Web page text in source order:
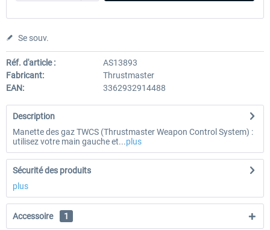
Se souv.
Réf. d'article :
AS13893
Fabricant:
Thrustmaster
EAN:
3362932914488
Description
Manette des gaz TWCS (Thrustmaster Weapon Control System) :
utilisez votre main gauche et...plus
Sécurité des produits
plus
Accessoire 1